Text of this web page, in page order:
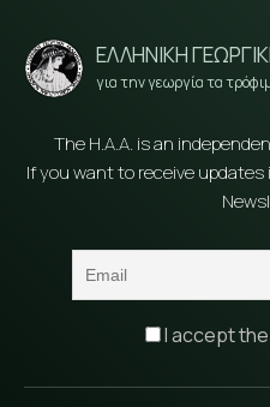
ΕΛΛΗΝΙΚΗ
για την γεωργία τα
The H.A.A. is an
If you want to receive
I accept